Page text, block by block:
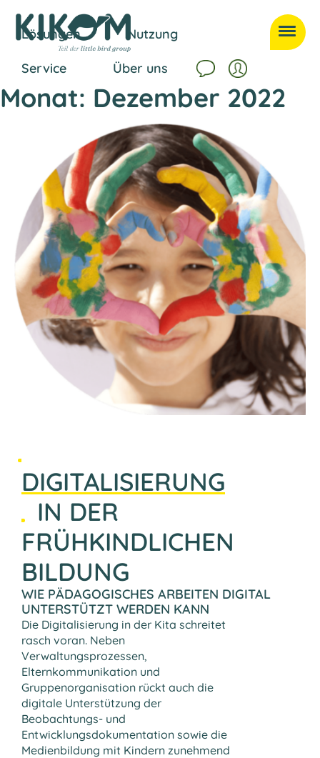
Lösungen Nutzung
Service Über uns
Monat: Dezember 2022
DIGITALISIERUNG
IN DER
FRÜHKINDLICHEN
BILDUNG
WIE PÄDAGOGISCHES ARBEITEN DIGITAL
UNTERSTÜTZT WERDEN KANN
Die Digitalisierung in der Kita schreitet
rasch voran. Neben
Verwaltungsprozessen,
Elternkommunikation und
Gruppenorganisation rückt auch die
digitale Unterstützung der
Beobachtungs- und
Entwicklungsdokumentation sowie die
Medienbildung mit Kindern zunehmend